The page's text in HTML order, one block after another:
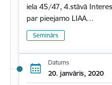
iela 45/47, 4.stāvā
par pieejamo LIAA…
Seminārs
Datums
20. janvāris, 2020